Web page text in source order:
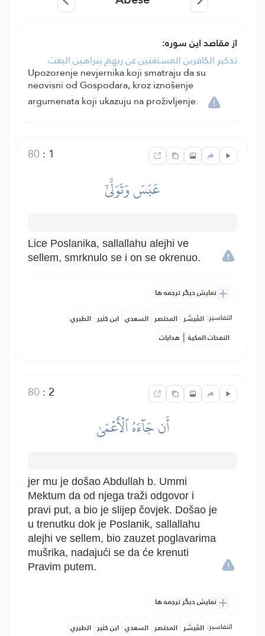
از مقاصد این سوره:
تذكير الكافرين المستغنين عن ربهم ببراهين البعث.
Upozorenje nevjernika koji smatraju da su
neovisni od Gospodara, kroz iznošenje
argumenata koji ukazuju na proživljenje.
1
:
80
عَبَسَ وَتَوَلَّىٰٓ
Lice Poslanika, sallallahu alejhi ve
sellem, smrknulo se i on se okrenuo.
نمایش دیگر ترجمه ها
التفاسير: المُيسَّر المختصر السعدي ابن كثير الطبري
النفحات المكية | هدايات
2
:
80
أَن جَآءَهُ ٱلۡأَعۡمَىٰ
jer mu je došao Abdullah b. Ummi
Mektum da od njega traži odgovor i
pravi put, a bio je slijep čovjek. Došao je
u trenutku dok je Poslanik, sallallahu
alejhi ve sellem, bio zauzet poglavarima
mušrika, nadajući se da će krenuti
Pravim putem.
نمایش دیگر ترجمه ها
التفاسير: المُيسَّر المختصر السعدي ابن كثير الطبري